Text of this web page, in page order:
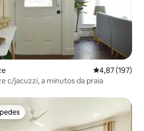
Classificação
4,87 (197)
c/jacuzzi, a minutos da praia
mais apreciados